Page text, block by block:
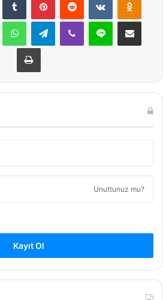
WhatsAppTelegramViber Line E-Posta ile
Yazdır
Unuttunuz mu?
Kayıt Ol